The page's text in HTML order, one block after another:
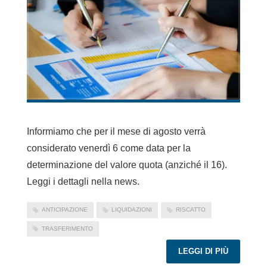
Informiamo che per il mese di agosto verrà
considerato venerdì 6 come data per la
determinazione del valore quota (anziché il 16).
Leggi i dettagli nella news.
ANTICIPAZIONE LIQUIDAZIONI RISCATTO
TRASFERIMENTO
LEGGI DI PIÙ